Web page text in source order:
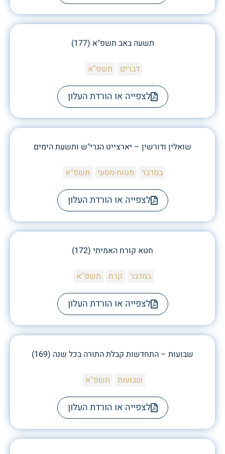
תשעה באב תשפ"א (177)
דברים תשפ''א
לצפייה או הורדת העלון
שואלין ודורשין – יארצייט הגרי"ש ותשעת הימים
במדבר מטות-מסעי תשפ''א
לצפייה או הורדת העלון
חטא קורח האמיתי (172)
במדבר קרח תשפ''א
לצפייה או הורדת העלון
שבועות – התחדשות קבלת התורה בכל שנה (169)
שבועות תשפ''א
לצפייה או הורדת העלון